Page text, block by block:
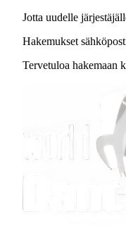
Jotta uudelle
Hakemukset
Tervetuloa hakemaan